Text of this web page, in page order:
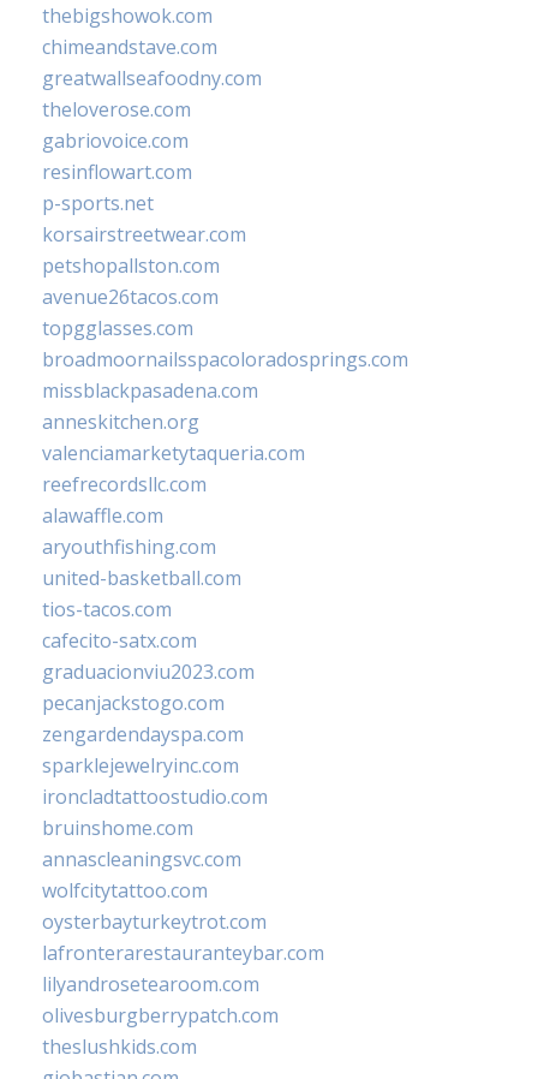
thebigshowok.com
chimeandstave.com
greatwallseafoodny.com
theloverose.com
gabriovoice.com
resinflowart.com
p-sports.net
korsairstreetwear.com
petshopallston.com
avenue26tacos.com
topgglasses.com
broadmoornailsspacoloradosprings.com
missblackpasadena.com
anneskitchen.org
valenciamarketytaqueria.com
reefrecordsllc.com
alawaffle.com
aryouthfishing.com
united-basketball.com
tios-tacos.com
cafecito-satx.com
graduacionviu2023.com
pecanjackstogo.com
zengardendayspa.com
sparklejewelryinc.com
ironcladtattoostudio.com
bruinshome.com
annascleaningsvc.com
wolfcitytattoo.com
oysterbayturkeytrot.com
lafronterarestauranteybar.com
lilyandrosetearoom.com
olivesburgberrypatch.com
theslushkids.com